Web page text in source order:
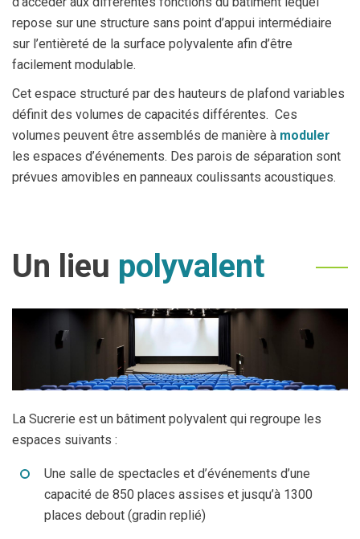
repose sur une structure sans point d’appui intermédiaire
sur l’entièreté de la surface polyvalente afin d’être
facilement modulable.
Cet espace structuré par des hauteurs de plafond variables
définit des volumes de capacités différentes. Ces
volumes peuvent être assemblés de manière à moduler
les espaces d’événements. Des parois de séparation sont
prévues amovibles en panneaux coulissants acoustiques.
Un lieu polyvalent
La Sucrerie est un bâtiment polyvalent qui regroupe les
espaces suivants :
Une salle de spectacles et d’événements d’une
capacité de 850 places assises et jusqu’à 1300
places debout (gradin replié)